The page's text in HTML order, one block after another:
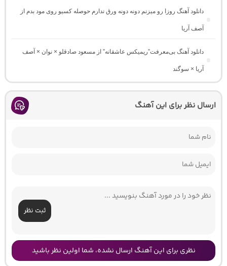
دانلود آهنگ روزا رو میزنم دونه دونه ورق ندارم حوصله کسیو روی مود بدم از
آصف آریا
دانلود آهنگ بی‌معرفت”ریمیکس عاشقانه” از مسعود صادقلو × نوان × آصف
آریا × سوگند
ارسال نظر برای این آهنگ
ثبت نظر
نظری برای این آهنگ ارسال نشده، شما اولین نظر باشید